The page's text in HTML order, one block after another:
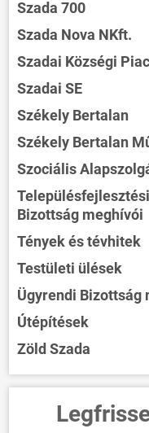
Szada 700
Szada Nova NKft.
Szadai Községi Piac
Szadai SE
Székely Bertalan
Székely Bertalan
Szociális
Bizottság meghívói
Tények és tévhitek
Testületi ülések
Ügyrendi Bizottság
Útépítések
Zöld Szada